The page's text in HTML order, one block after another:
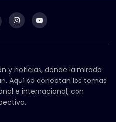
y noticias, donde la mirada
Aquí se conectan los temas
e internacional, con